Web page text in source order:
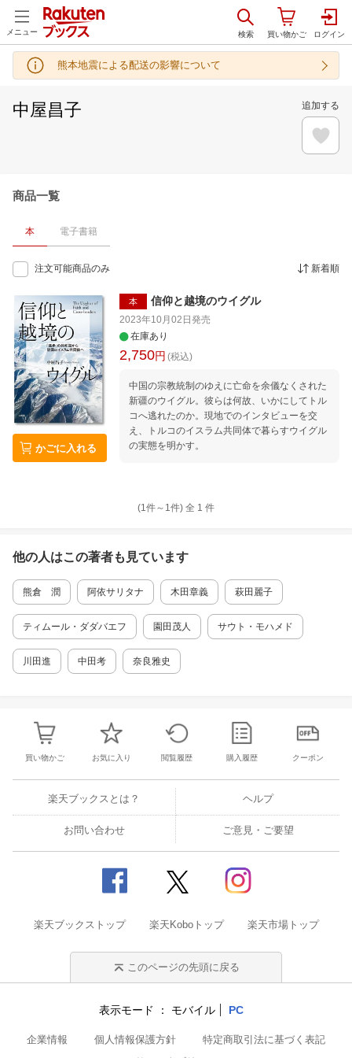
メニュー
熊本地震による配送の影響について
中屋昌子 追加する
商品一覧
本 電子書籍
注文可能商品のみ 新着順
かごに入れる
本 信仰と越境のウイグル
2023年10月02日 発売
在庫あり
2,750円 (税込)
中国の宗教統制のゆえに亡命を余儀なくされた
新疆のウイグル。彼らは何故、いかにしてトル
コへ逃れたのか。現地でのインタビューを交
え、トルコのイスラム共同体で暮らすウイグル
の実態を明かす。
(1件～ 1件) 全 1 件
他の人はこの著者も見ています
熊倉 潤 阿依サリタナ 木田章義 萩田麗子
ティムール・ダダバエフ 園田茂人 サウト・モハメド
川田進 中田考 奈良雅史
買い物かご お気に入り 閲覧履歴 購入履歴 クーポン
楽天ブックスとは？ ヘルプ
お問い合わせ ご意見・ご要望
楽天ブックストップ 楽天Koboトップ 楽天市場トップ
このページの先頭に戻る
表示モード モバイル PC
企業情報 個人情報保護方針
特定商取引法に基づく表記